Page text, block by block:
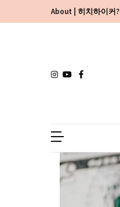
to
to
About | 히치하이커?